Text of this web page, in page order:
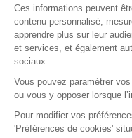
votre canapé.
Bienvenue sur Quizz.fr
Quizz.fr - de nombreux
Copyright ©
Ces informations peuvent
contenu personnalisé,
apprendre plus sur leur
et services, et également
sociaux.
Vous pouvez paramétrer
ou vous y opposer lorsque
Pour modifier vos
'Préférences de cookies'